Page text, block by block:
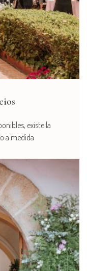
existe la
a medida